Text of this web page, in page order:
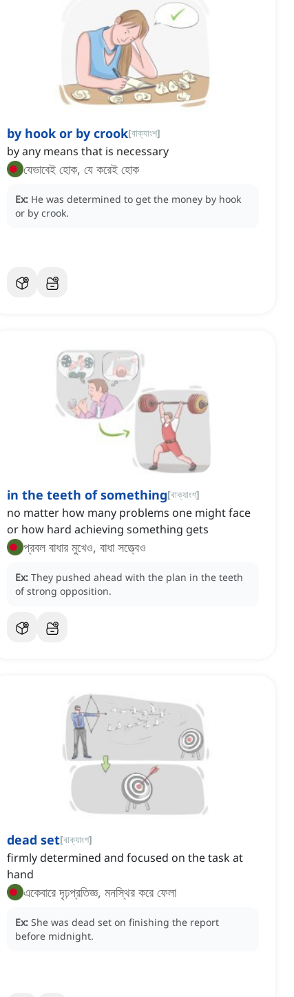
by hook or by crook[বাক্যাংশ]
by any means that is necessary
যেভাবেই হোক, যে করেই হোক
Ex: He was determined to get the money by hook
or by crook.
in the teeth of something[বাক্যাংশ]
no matter how many problems one might face
or how hard achieving something gets
প্রবল বাধার মুখেও, বাধা সত্ত্বেও
Ex: They pushed ahead with the plan in the teeth
of strong opposition.
dead set[বাক্যাংশ]
firmly determined and focused on the task at
hand
একেবারে দৃঢ়প্রতিজ্ঞ, মনস্থির করে ফেলা
Ex: She was dead set on finishing the report
before midnight.